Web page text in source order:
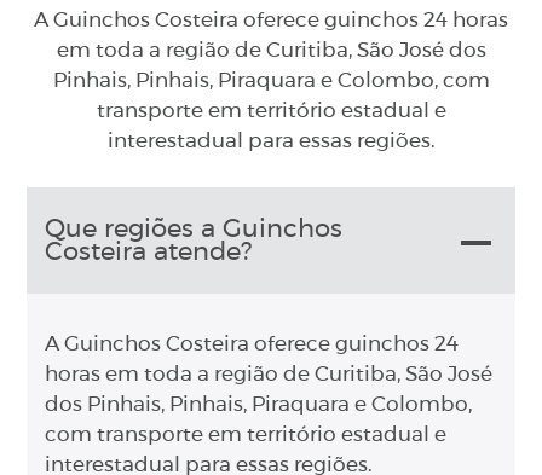
A Guinchos Costeira oferece guinchos 24 horas
em toda a região de Curitiba, São José dos
Pinhais, Pinhais, Piraquara e Colombo, com
transporte em território estadual e
interestadual para essas regiões.
Que regiões a Guinchos
Costeira atende?
A Guinchos Costeira oferece guinchos 24
horas em toda a região de Curitiba, São José
dos Pinhais, Pinhais, Piraquara e Colombo,
com transporte em território estadual e
interestadual para essas regiões.